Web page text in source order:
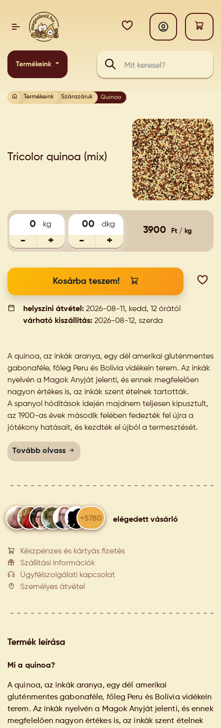
Termékeink
Termékeink Szárazáruk Quinoa
Tricolor quinoa (mix)
kg
- +
dkg
- +
3900 Ft / kg
Kosárba teszem!
helyszíni átvétel: 2026-08-11, kedd, 12 órától
várható kiszállítás: 2026-08-12, szerda
A quinoa, az inkák aranya, egy dél amerikai gluténmentes
gabonaféle, főleg Peru és Bolívia vidékein terem. Az inkák
nyelvén a Magok Anyját jelenti, és ennek megfelelően
nagyon értékes is, az inkák szent ételnek tartották.
A spanyol hódítások idején majdnem teljesen kipusztult,
az 1900-as évek második felében fedezték fel újra a
jótékony hatásait, és kezdték el újból a termesztését.
Tovább olvass
+5780 elégedett vásárló
Készpénzes és kártyás fizetés
Szállítási információk
Ügyfélszolgálati kapcsolat
Személyes átvétel
Termék leírása
Mi a quinoa?
A quinoa, az inkák aranya, egy dél amerikai
gluténmentes gabonaféle, főleg Peru és Bolívia vidékein
terem. Az inkák nyelvén a Magok Anyját jelenti, és ennek
megfelelően nagyon értékes is, az inkák szent ételnek